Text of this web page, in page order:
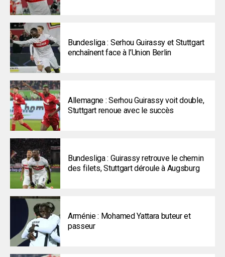
Bundesliga : Serhou Guirassy et Stuttgart
enchaînent face à l’Union Berlin
Allemagne : Serhou Guirassy voit double,
Stuttgart renoue avec le succès
Bundesliga : Guirassy retrouve le chemin
des filets, Stuttgart déroule à Augsburg
Arménie : Mohamed Yattara buteur et
passeur